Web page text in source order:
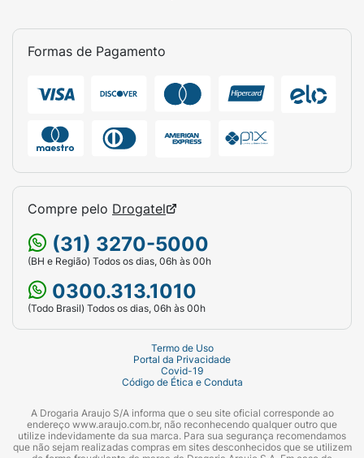
Formas de Pagamento
Compre pelo Drogatel
(31) 3270-5000
(BH e Região) Todos os dias, 06h às 00h
0300.313.1010
(Todo Brasil) Todos os dias, 06h às 00h
Termo de Uso
Portal da Privacidade
Covid-19
Código de Ética e Conduta
A Drogaria Araujo S/A informa que o seu site oficial corresponde ao
endereço www.araujo.com.br, não reconhecendo qualquer outro que
utilize indevidamente da sua marca. Para sua segurança recomendamos
que não sejam realizadas compras em sites desconhecidos que se utilizem